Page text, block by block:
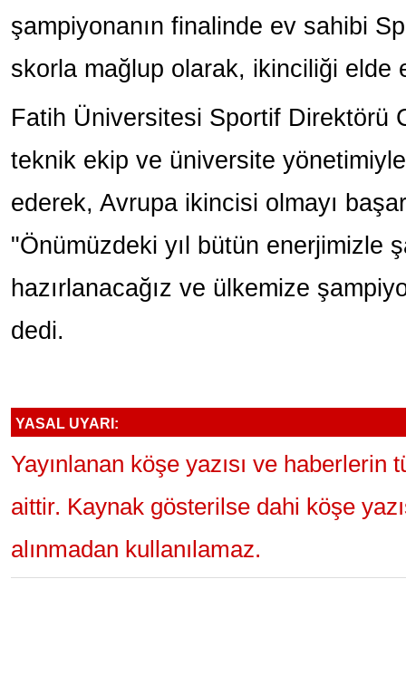
şampiyonanın finalinde ev sahibi
skorla mağlup olarak, ikinciliği elde
Fatih Üniversitesi Sportif Direktörü
teknik ekip ve üniversite
ederek, Avrupa ikincisi olmayı
"Önümüzdeki yıl bütün enerjimizle
hazırlanacağız ve ülkemize
dedi.
YASAL UYARI:
Yayınlanan köşe yazısı ve haberlerin
aittir. Kaynak gösterilse dahi köşe
alınmadan kullanılamaz.